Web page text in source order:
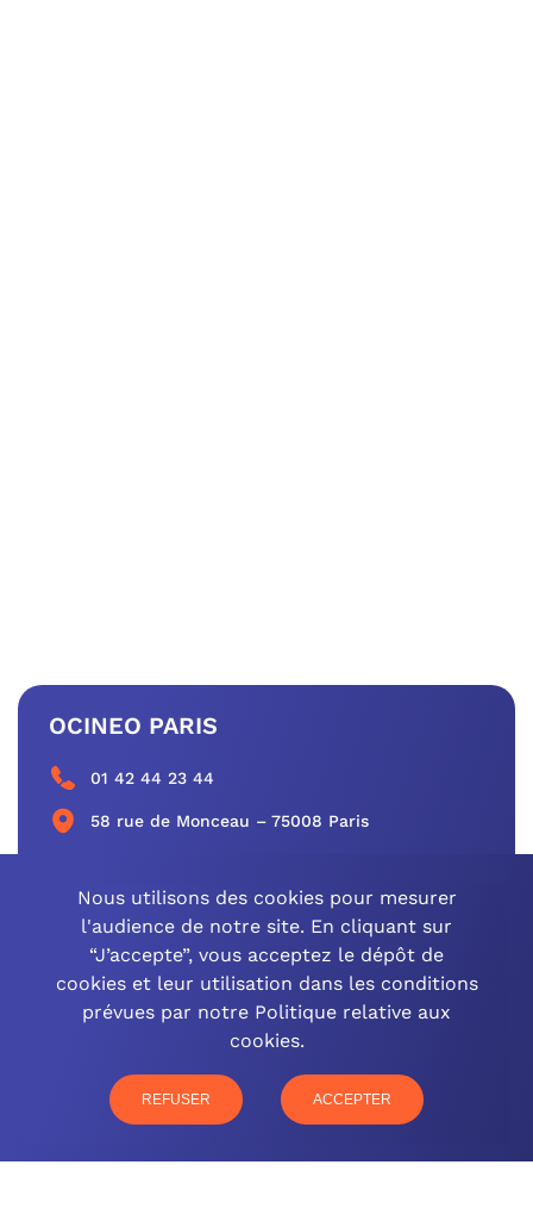
OCINEO PARIS
01 42 44 23 44
58 rue de Monceau – 75008 Paris
CONTACTEZ-NOUS
OCINEO GRAND EST
77 rue Paul Douce – 51480 Damery
CONTACTEZ-NOUS
Nous utilisons des cookies pour mesurer
l'audience de notre site. En cliquant sur
“J’accepte”, vous acceptez le dépôt de
cookies et leur utilisation dans les conditions
prévues par notre Politique relative aux
cookies.
REFUSER ACCEPTER